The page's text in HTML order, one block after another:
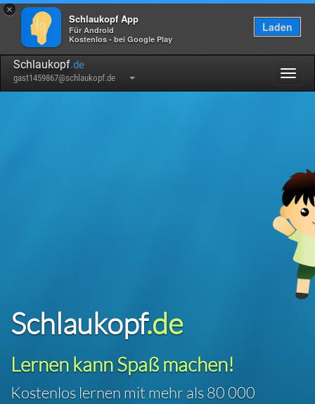
×
Schlaukopf App
Für Android
Kostenlos - bei Google Play
Laden
Schlaukopf.de
gast1459867@schlaukopf.de
Schlaukopf.de
Lernen kann Spaß machen!
Kostenlos lernen mit mehr als80 000